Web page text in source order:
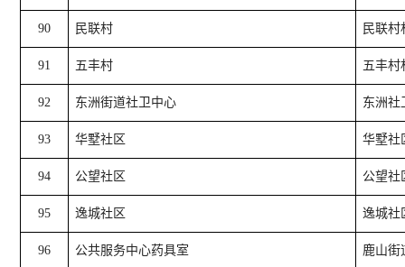
90 民联村 民联村
91 五丰村 五丰村
92 东洲街道社卫中心 东洲社
93 华墅社区 华墅社
94 公望社区 公望社
95 逸城社区 逸城社
96 公共服务中心药具室 鹿山街